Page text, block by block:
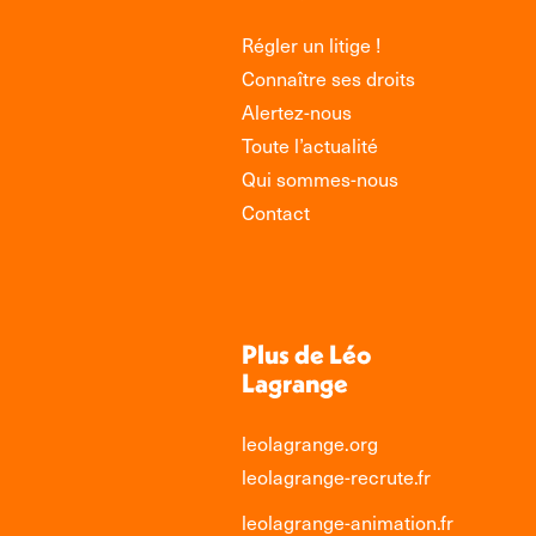
Régler un litige !
Connaître ses droits
Alertez-nous
Toute l’actualité
Qui sommes-nous
Contact
Plus de Léo
Lagrange
leolagrange.org
leolagrange-recrute.fr
leolagrange-animation.fr